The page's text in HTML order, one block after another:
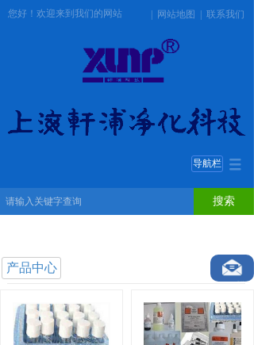
搜索
您好！欢迎来到我们的网站
导航栏
网站地图 联系我们
产品中心